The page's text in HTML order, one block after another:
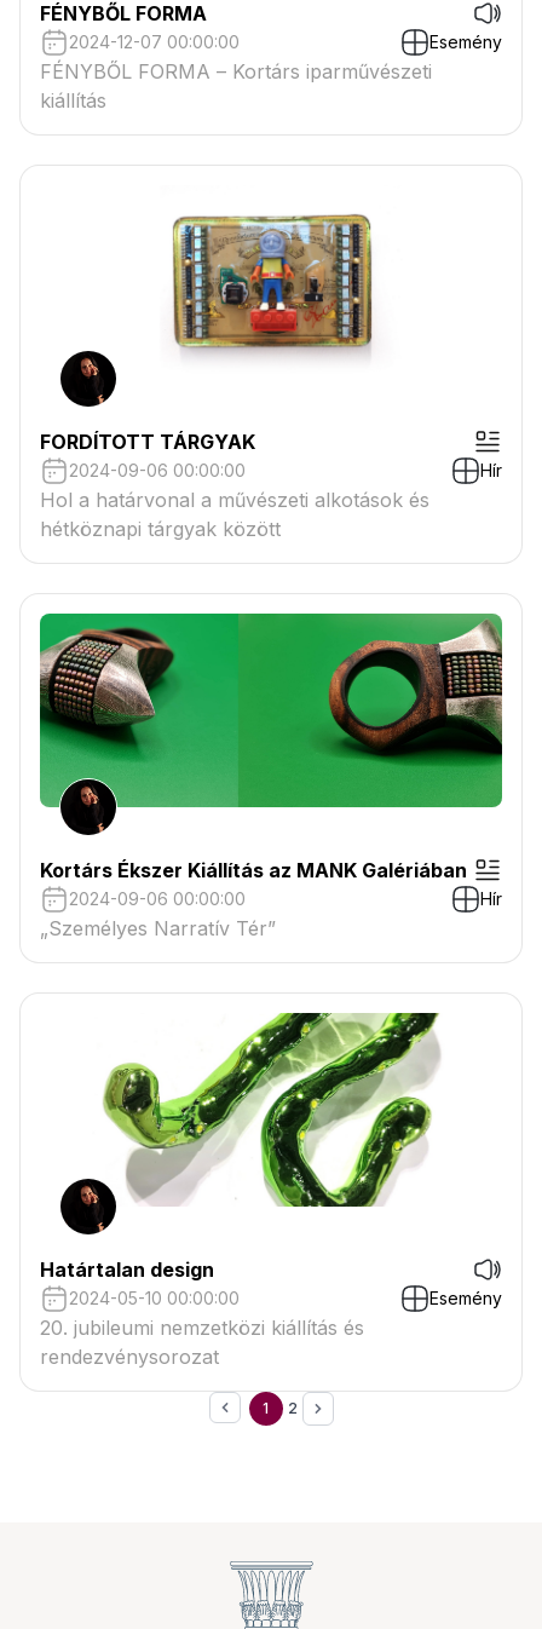
FÉNYBŐL FORMA
2024-12-07 00:00:00 Esemény
FÉNYBŐL FORMA – Kortárs iparművészeti
kiállítás
FORDÍTOTT TÁRGYAK
2024-09-06 00:00:00 Hír
Hol a határvonal a művészeti alkotások és
hétköznapi tárgyak között
Kortárs Ékszer Kiállítás az MANK Galériában
2024-09-06 00:00:00 Hír
„Személyes Narratív Tér”
Határtalan design
2024-05-10 00:00:00 Esemény
20. jubileumi nemzetközi kiállítás és
rendezvénysorozat
1 2